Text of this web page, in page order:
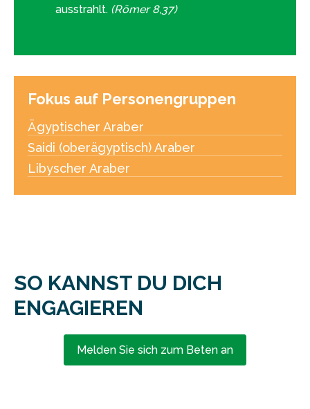
ausstrahlt. (Römer 8,37)
Fokus auf Personengruppen
Ägyptischer Araber
Saidi (oberägyptisch) Araber
Libyscher Araber
SO KANNST DU DICH
ENGAGIEREN
Melden Sie sich zum Beten an